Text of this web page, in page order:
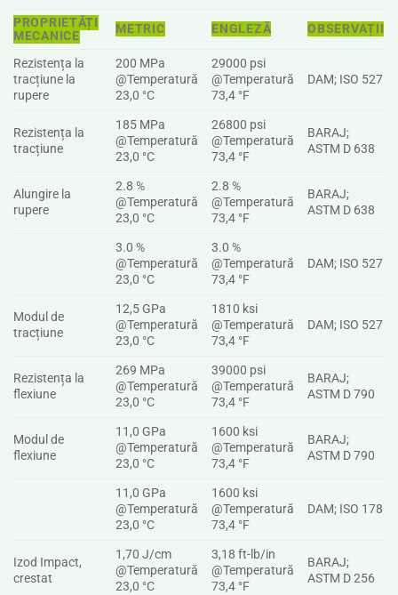
PROPRIETĂȚI
MECANICE
METRIC ENGLEZĂ OBSERVAȚII
Rezistența la
tracțiune la
rupere
200 MPa
@Temperatură
23,0 °C
29000 psi
@Temperatură
73,4 °F
DAM; ISO 527
Rezistența la
tracțiune
185 MPa
@Temperatură
23,0 °C
26800 psi
@Temperatură
73,4 °F
BARAJ;
ASTM D 638
Alungire la
rupere
2.8 %
@Temperatură
23,0 °C
2.8 %
@Temperatură
73,4 °F
BARAJ;
ASTM D 638
3.0 %
@Temperatură
23,0 °C
3.0 %
@Temperatură
73,4 °F
DAM; ISO 527
Modul de
tracțiune
12,5 GPa
@Temperatură
23,0 °C
1810 ksi
@Temperatură
73,4 °F
DAM; ISO 527
Rezistența la
flexiune
269 MPa
@Temperatură
23,0 °C
39000 psi
@Temperatură
73,4 °F
BARAJ;
ASTM D 790
Modul de
flexiune
11,0 GPa
@Temperatură
23,0 °C
1600 ksi
@Temperatură
73,4 °F
BARAJ;
ASTM D 790
11,0 GPa
@Temperatură
23,0 °C
1600 ksi
@Temperatură
73,4 °F
DAM; ISO 178
Izod Impact,
crestat
1,70 J/cm
@Temperatură
23,0 °C
3,18 ft-lb/in
@Temperatură
73,4 °F
BARAJ;
ASTM D 256